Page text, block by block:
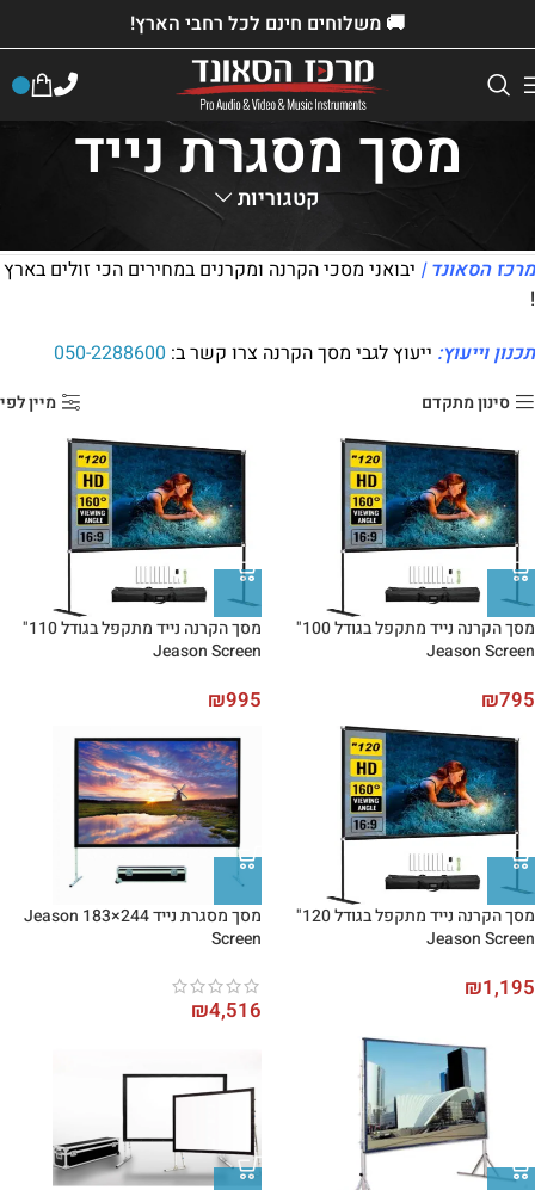
🚚 משלוחים חינם לכל רחבי הארץ!
מסך מסגרת נייד
קטגוריות
מסך מסגרת נייד
מרכז הסאונד | יבואני מסכי הקרנה ומקרנים במחירים הכי זולים בארץ
!
תכנון וייעוץ: ייעוץ לגבי מסך הקרנה צרו קשר ב: 050-2288600
סינון מתקדם מיין לפי
מסך הקרנה נייד מתקפל בגודל 100"
Jeason Screen
₪795
מסך הקרנה נייד מתקפל בגודל 110"
Jeason Screen
₪995
מסך הקרנה נייד מתקפל בגודל 120"
Jeason Screen
₪1,195
מסך מסגרת נייד 244×183 Jeason
Screen
₪4,516